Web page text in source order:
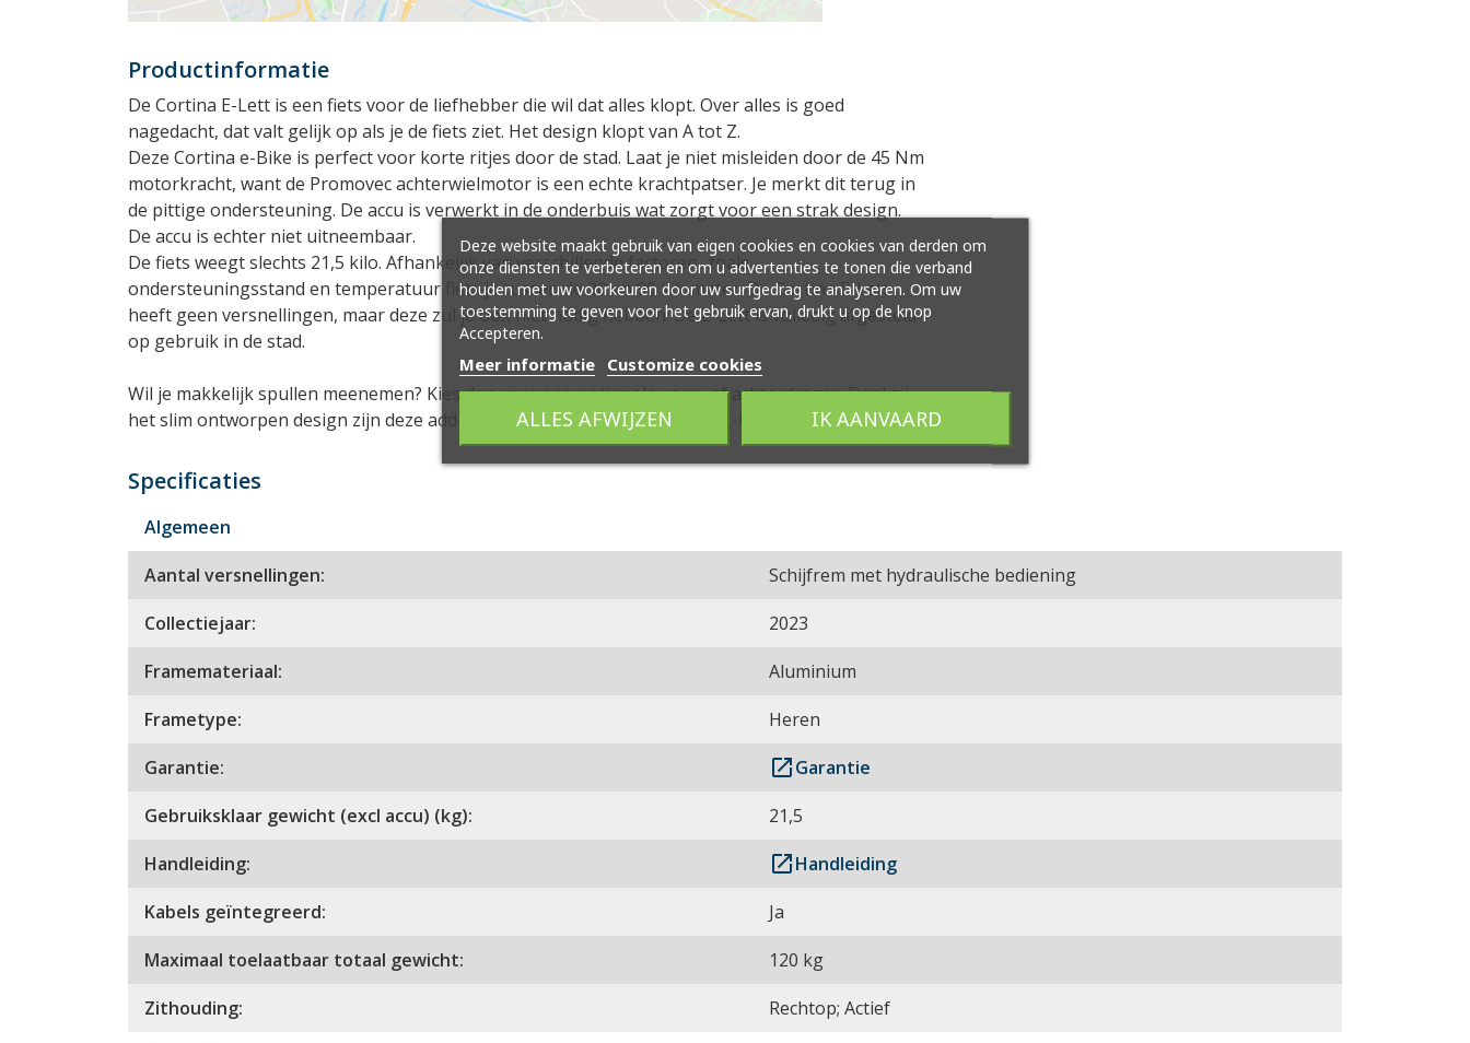
Productinformatie
De Cortina E-Lett is een fiets voor de liefhebber die wil dat alles klopt. Over alles is goed
nagedacht, dat valt gelijk op als je de fiets ziet. Het design klopt van A tot Z.
Deze Cortina e-Bike is perfect voor korte ritjes door de stad. Laat je niet misleiden door de 45 Nm
motorkracht, want de Promovec achterwielmotor is een echte krachtpatser. Je merkt dit terug in
de pittige ondersteuning. De accu is verwerkt in de onderbuis wat zorgt voor een strak design.
De accu is echter niet uitneembaar.
De fiets weegt slechts 21,5 kilo. Afhankelijk van verschillende factoren, zoals
ondersteuningsstand en temperatuur fiets je tussen de 30 en 90 kilometer. De Cortina E-Lett
heeft geen versnellingen, maar deze zul je ook niet nodig hebben. De E-Lett is volledig afgesteld
op gebruik in de stad.
Wil je makkelijk spullen meenemen? Kies dan voor een optionele voor- of achterdrager. Dankzij
het slim ontworpen design zijn deze add-ons een perfecte match met de E-Lett.
Specificaties
Algemeen
Aantal versnellingen:
Schijfrem met hydraulische bediening
Collectiejaar:
2023
Framemateriaal:
Aluminium
Frametype:
Heren
Garantie:
launchGarantie
Gebruiksklaar gewicht (excl accu) (kg):
21,5
Handleiding:
launchHandleiding
Kabels geïntegreerd:
Ja
Maximaal toelaatbaar totaal gewicht:
120 kg
Zithouding:
Rechtop; Actief
Deze website maakt gebruik van eigen cookies en cookies van derden om
onze diensten te verbeteren en om u advertenties te tonen die verband
houden met uw voorkeuren door uw surfgedrag te analyseren. Om uw
toestemming te geven voor het gebruik ervan, drukt u op de knop
Accepteren.
Meer informatie Customize cookies
ALLES AFWIJZEN IK AANVAARD